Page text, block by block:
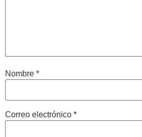
Nombre *
Correo electrónico *